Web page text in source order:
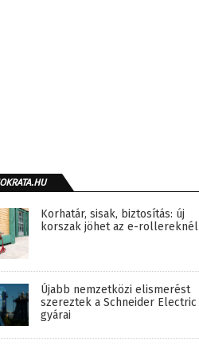
Korhatár, sisak, biztosítás: új
korszak jöhet az e-rollereknél
Újabb nemzetközi elismerést
szereztek a Schneider Electric
gyárai